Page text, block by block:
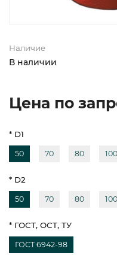
Наличие
В наличии
Цена по
* D1
50 70 80 100
* D2
50 70 80 100
* ГОСТ, ОСТ, ТУ
ГОСТ 6942-98